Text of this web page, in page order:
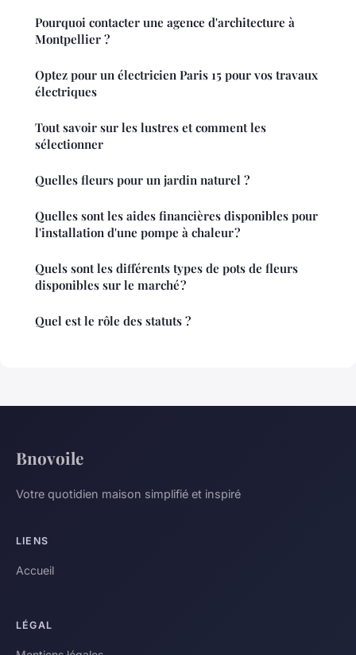
Pourquoi contacter une agence d'architecture à
Montpellier ?
Optez pour un électricien Paris 15 pour vos travaux
électriques
Tout savoir sur les lustres et comment les
sélectionner
Quelles fleurs pour un jardin naturel ?
Quelles sont les aides financières disponibles pour
l'installation d'une pompe à chaleur ?
Quels sont les différents types de pots de fleurs
disponibles sur le marché ?
Quel est le rôle des statuts ?
Bnovoile
Votre quotidien maison simplifié et inspiré
LIENS
Accueil
LÉGAL